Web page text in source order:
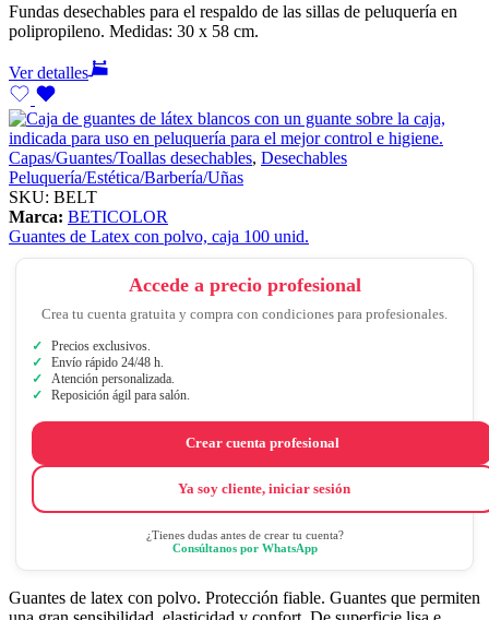
Fundas desechables para el respaldo de las sillas de peluquería en
polipropileno. Medidas: 30 x 58 cm.
Ver detalles
Capas/Guantes/Toallas desechables, Desechables
Peluquería/Estética/Barbería/Uñas
SKU: BELT
Marca: BETICOLOR
Guantes de Latex con polvo, caja 100 unid.
Accede a precio profesional
Crea tu cuenta gratuita y compra con condiciones para profesionales.
Precios exclusivos.
Envío rápido 24/48 h.
Atención personalizada.
Reposición ágil para salón.
Crear cuenta profesional
Ya soy cliente, iniciar sesión
¿Tienes dudas antes de crear tu cuenta?
Consúltanos por WhatsApp
Guantes de latex con polvo. Protección fiable. Guantes que permiten